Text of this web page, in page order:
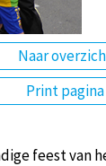
Naar
Print pagina
feest van